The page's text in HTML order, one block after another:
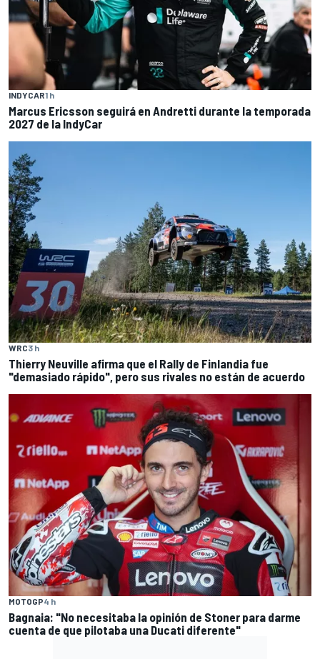
INDYCAR1 h
Marcus Ericsson seguirá en Andretti durante la temporada
2027 de la IndyCar
WRC3 h
Thierry Neuville afirma que el Rally de Finlandia fue
"demasiado rápido", pero sus rivales no están de acuerdo
MOTOGP4 h
Bagnaia: "No necesitaba la opinión de Stoner para darme
cuenta de que pilotaba una Ducati diferente"